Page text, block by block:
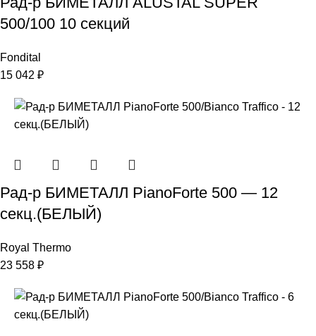
500/100 10 секций
Fondital
15 042 ₽
Рад-р БИМЕТАЛЛ PianoForte 500 — 12
секц.(БЕЛЫЙ)
Royal Thermo
23 558 ₽